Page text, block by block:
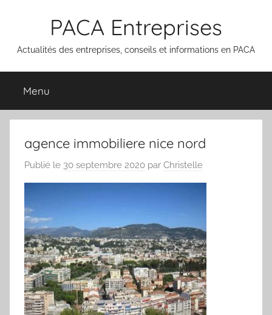
PACA Entreprises
Actualités des entreprises, conseils et informations en PACA
Menu
agence immobiliere nice nord
Publié le 30 septembre 2020 par Christelle